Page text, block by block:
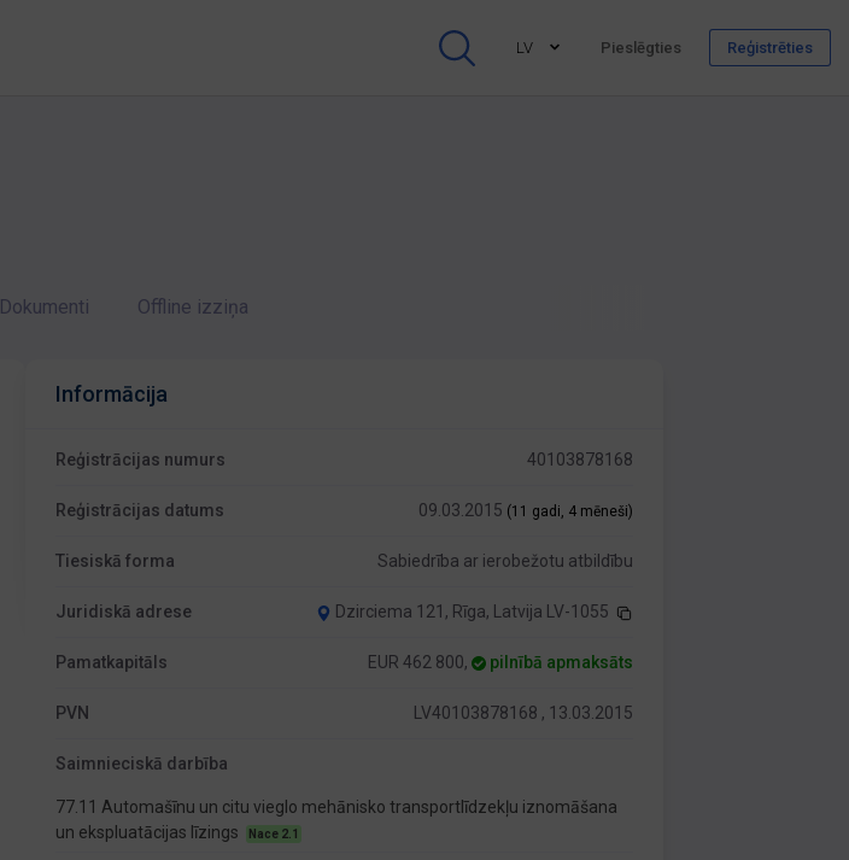
LV Pieslēgties Reģistrēties
Dokumenti Offline izziņa
Informācija
Reģistrācijas numurs 40103878168
Reģistrācijas datums 09.03.2015 (11 gadi, 4 mēneši)
Tiesiskā forma Sabiedrība ar ierobežotu atbildību
Juridiskā adrese Dzirciema 121, Rīga, Latvija LV-1055
Pamatkapitāls EUR 462 800, pilnībā apmaksāts
PVN LV40103878168 , 13.03.2015
Saimnieciskā darbība
77.11 Automašīnu un citu vieglo mehānisko transportlīdzekļu iznomāšana
un ekspluatācijas līzings
Nace 2.1